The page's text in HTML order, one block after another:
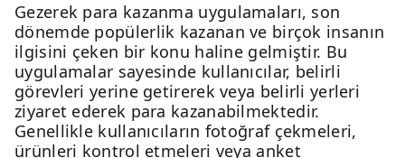
Gezerek para kazanma uygulamaları, son
dönemde popülerlik kazanan ve birçok insanın
ilgisini çeken bir konu haline gelmiştir. Bu
uygulamalar sayesinde kullanıcılar, belirli
görevleri yerine getirerek veya belirli yerleri
ziyaret ederek para kazanabilmektedir.
Genellikle kullanıcıların fotoğraf çekmeleri,
ürünleri kontrol etmeleri veya anket